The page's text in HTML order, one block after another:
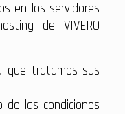
en los servidores
de VIVERO
que tratamos sus
de las condiciones